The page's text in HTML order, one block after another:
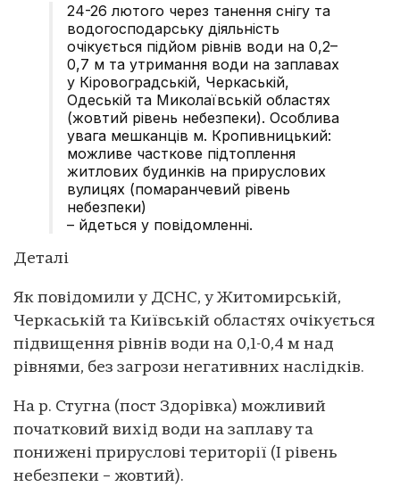
24-26 лютого через танення снігу та
водогосподарську діяльність
очікується підйом рівнів води на 0,2–
0,7 м та утримання води на заплавах
у Кіровоградській, Черкаській,
Одеській та Миколаївській областях
(жовтий рівень небезпеки). Особлива
увага мешканців м. Кропивницький:
можливе часткове підтоплення
житлових будинків на прируслових
вулицях (помаранчевий рівень
небезпеки)
– йдеться у повідомленні.
Деталі
Як повідомили у ДСНС, у Житомирській,
Черкаській та Київській областях очiкується
пiдвищення рiвнiв води на 0,1-0,4 м над
рiвнями, без загрози негативних наслідків.
На р. Стугна (пост Здорівка) можливий
початковий вихід води на заплаву та
понижені прируслові території (І рівень
небезпеки – жовтий).